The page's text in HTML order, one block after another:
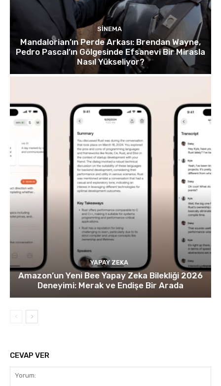
SINEMA
Mandalorian’ın Perde Arkası: Brendan Wayne,
Pedro Pascal’ın Gölgesinde Efsanevi Bir Mirasla
Nasıl Yükseliyor?
YAPAY ZEKA
Amazon’un Yeni Bee Yapay Zeka Bilekliği 2026
Deneyimi: Merak ve Endişe Bir Arada
CEVAP VER